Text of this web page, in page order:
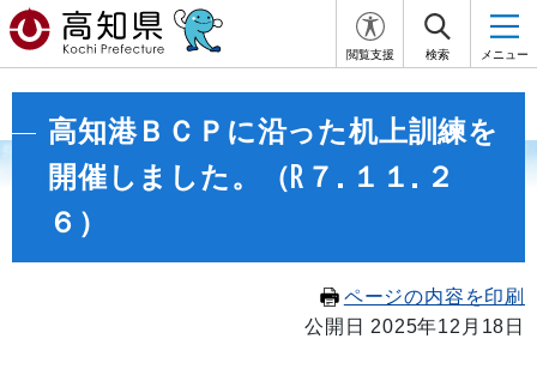
閲覧支援 検索 メニュー
高知港ＢＣＰに沿った机上訓練を
開催しました。（R７.１１.２
６）
ページの内容を印刷
公開日 2025年12月18日